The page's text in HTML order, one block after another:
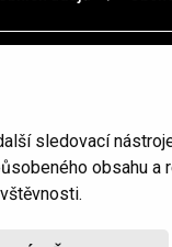
sledovací
obsahu a